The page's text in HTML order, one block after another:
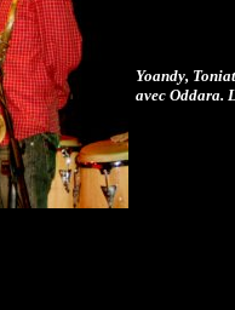
Yoandy,
avec Oddara.